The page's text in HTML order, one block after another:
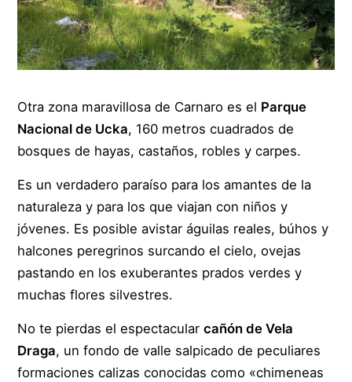
Otra zona maravillosa de Carnaro es el Parque
Nacional de Ucka, 160 metros cuadrados de
bosques de hayas, castaños, robles y carpes.
Es un verdadero paraíso para los amantes de la
naturaleza y para los que viajan con niños y
jóvenes. Es posible avistar águilas reales, búhos y
halcones peregrinos surcando el cielo, ovejas
pastando en los exuberantes prados verdes y
muchas flores silvestres.
No te pierdas el espectacularcañón de Vela
Draga, un fondo de valle salpicado de peculiares
formaciones calizas conocidas como «chimeneas